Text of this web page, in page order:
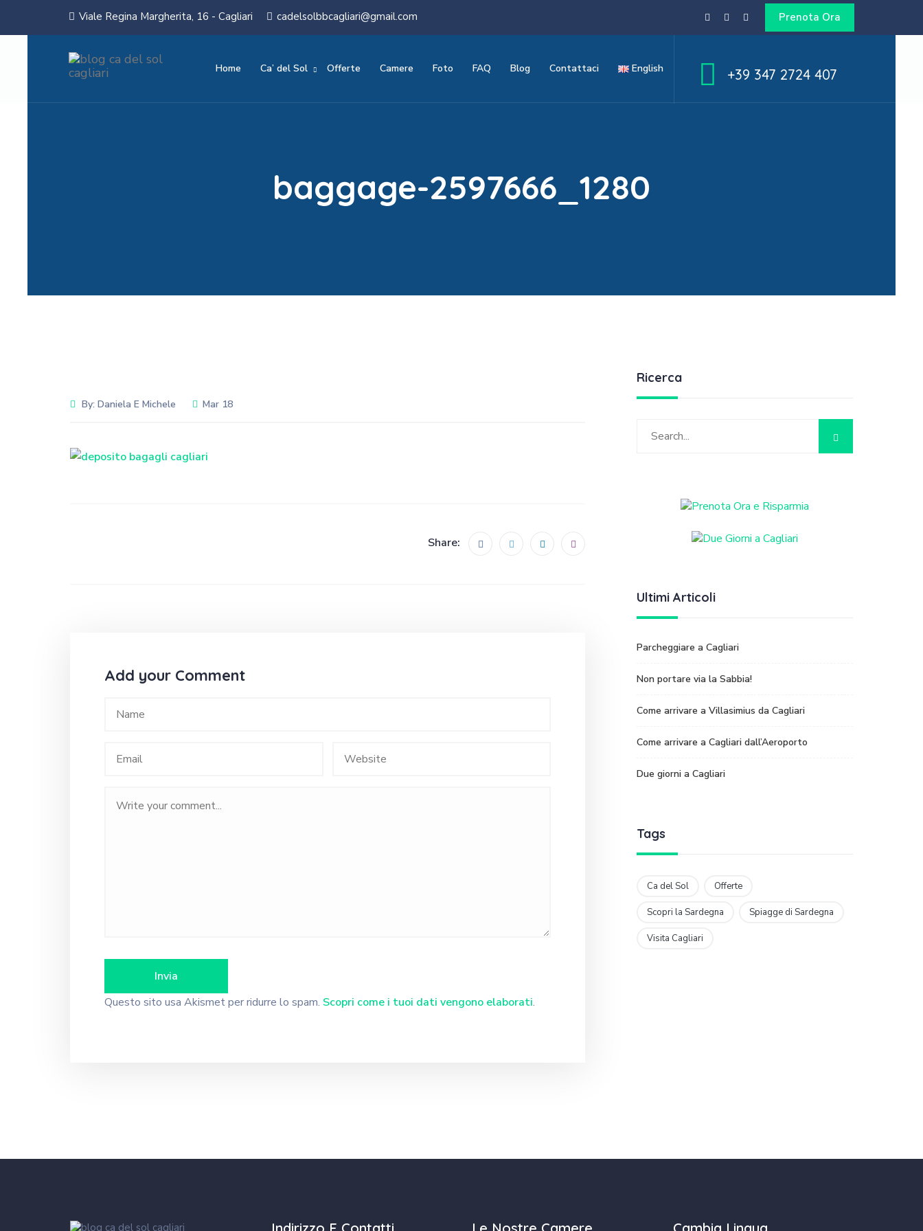
Viale Regina Margherita, 16 - Cagliari cadelsolbbcagliari@gmail.com Prenota Ora
Home Ca’ del Sol Offerte Camere Foto FAQ Blog Contattaci English +39 347 2724 407
baggage-2597666_1280
By: Daniela E Michele Mar 18
Share:
Add your Comment
Questo sito usa Akismet per ridurre lo spam. Scopri come i tuoi dati vengono elaborati.
Ricerca
Ultimi Articoli
Parcheggiare a Cagliari
Non portare via la Sabbia!
Come arrivare a Villasimius da Cagliari
Come arrivare a Cagliari dall’Aeroporto
Due giorni a Cagliari
Tags
Ca del Sol Offerte
Scopri la Sardegna Spiagge di Sardegna
Visita Cagliari